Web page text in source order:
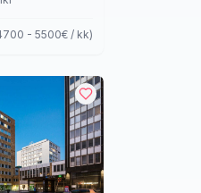
- 5500€ / kk)